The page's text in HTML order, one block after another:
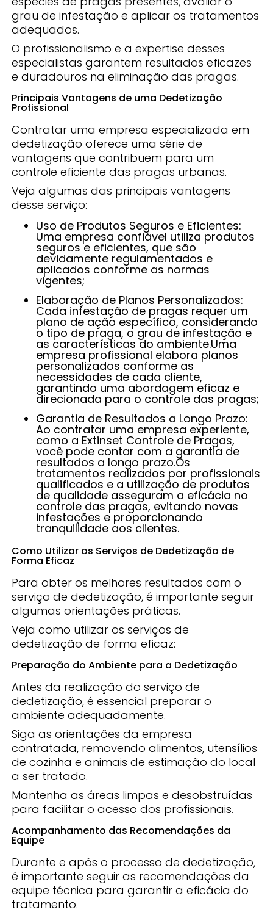
grau de infestação e aplicar os tratamentos
adequados.
O profissionalismo e a expertise desses
especialistas garantem resultados eficazes
e duradouros na eliminação das pragas.
Principais Vantagens de uma Dedetização
Profissional
Contratar uma empresa especializada em
dedetização oferece uma série de
vantagens que contribuem para um
controle eficiente das pragas urbanas.
Veja algumas das principais vantagens
desse serviço:
Uso de Produtos Seguros e Eficientes:
Uma empresa confiável utiliza produtos
seguros e eficientes, que são
devidamente regulamentados e
aplicados conforme as normas
vigentes;
Elaboração de Planos Personalizados:
Cada infestação de pragas requer um
plano de ação específico, considerando
o tipo de praga, o grau de infestação e
as características do ambiente.Uma
empresa profissional elabora planos
personalizados conforme as
necessidades de cada cliente,
garantindo uma abordagem eficaz e
direcionada para o controle das pragas;
Garantia de Resultados a Longo Prazo:
Ao contratar uma empresa experiente,
como a Extinset Controle de Pragas,
você pode contar com a garantia de
resultados a longo prazo.Os
tratamentos realizados por profissionais
qualificados e a utilização de produtos
de qualidade asseguram a eficácia no
controle das pragas, evitando novas
infestações e proporcionando
tranquilidade aos clientes.
Como Utilizar os Serviços de Dedetização de
Forma Eficaz
Para obter os melhores resultados com o
serviço de dedetização, é importante seguir
algumas orientações práticas.
Veja como utilizar os serviços de
dedetização de forma eficaz:
Preparação do Ambiente para a Dedetização
Antes da realização do serviço de
dedetização, é essencial preparar o
ambiente adequadamente.
Siga as orientações da empresa
contratada, removendo alimentos, utensílios
de cozinha e animais de estimação do local
a ser tratado.
Mantenha as áreas limpas e desobstruídas
para facilitar o acesso dos profissionais.
Acompanhamento das Recomendações da
Equipe
Durante e após o processo de dedetização,
é importante seguir as recomendações da
equipe técnica para garantir a eficácia do
tratamento.